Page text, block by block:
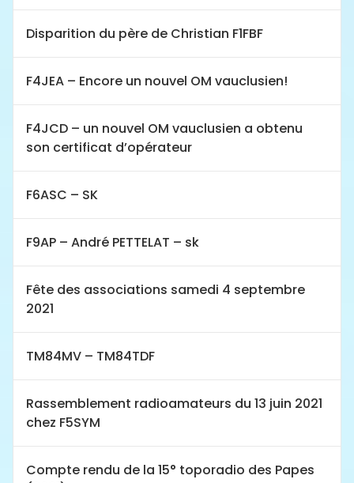
Disparition du père de Christian F1FBF
F4JEA – Encore un nouvel OM vauclusien!
F4JCD – un nouvel OM vauclusien a obtenu
son certificat d’opérateur
F6ASC – SK
F9AP – André PETTELAT – sk
Fête des associations samedi 4 septembre
2021
TM84MV – TM84TDF
Rassemblement radioamateurs du 13 juin 2021
chez F5SYM
Compte rendu de la 15° toporadio des Papes